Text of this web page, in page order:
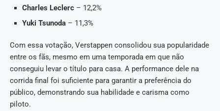
Charles Leclerc – 12,2%
Yuki Tsunoda – 11,3%
Com essa votação, Verstappen consolidou sua popularidade
entre os fãs, mesmo em uma temporada em que não
conseguiu levar o título para casa. A performance dele na
corrida final foi suficiente para garantir a preferência do
público, demonstrando sua habilidade e carisma como
piloto.